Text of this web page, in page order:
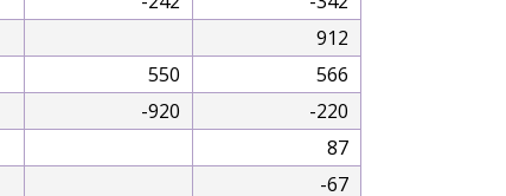
912
550
566
-920
-220
87
-67